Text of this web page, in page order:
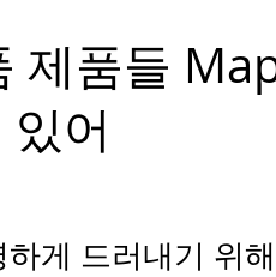
제품들
어
게 드러내기 위